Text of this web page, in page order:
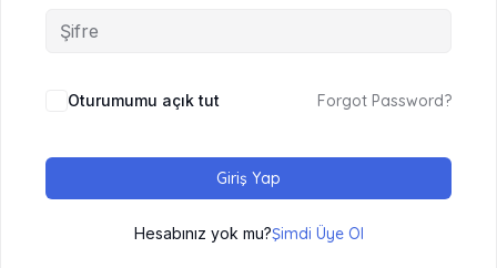
Oturumumu açık tut Forgot Password?
Giriş Yap
Hesabınız yok mu?Şimdi Üye Ol